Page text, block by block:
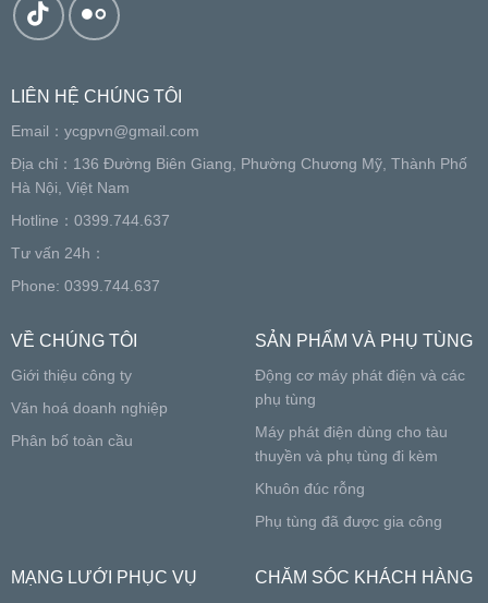
LIÊN HỆ CHÚNG TÔI
Email： ycgpvn@gmail.com
Địa chỉ：136 Đường Biên Giang, Phường Chương Mỹ, Thành Phố
Hà Nội, Việt Nam
Hotline：0399.744.637
Tư vấn 24h：
Phone: 0399.744.637
VỀ CHÚNG TÔI
Giới thiệu công ty
Văn hoá doanh nghiệp
Phân bố toàn cầu
SẢN PHẨM VÀ PHỤ TÙNG
Động cơ máy phát điện và các
phụ tùng
Máy phát điện dùng cho tàu
thuyền và phụ tùng đi kèm
Khuôn đúc rỗng
Phụ tùng đã được gia công
MẠNG LƯỚI PHỤC VỤ CHĂM SÓC KHÁCH HÀNG